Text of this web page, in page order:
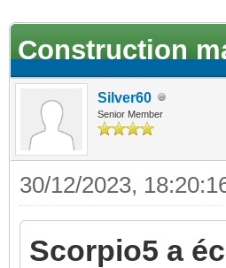
Construction
Silver60
Senior Member
30/12/2023,
Scorpio5 a